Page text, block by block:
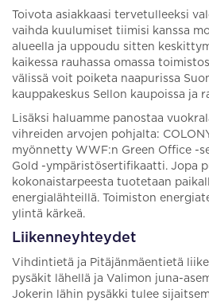
Toivota asiakkaasi tervetulleeksi
vaihda kuulumiset tiimisi kanssa
alueella ja uppoudu sitten
kaikessa rauhassa omassa
välissä voit poiketa naapurissa
kauppakeskus Sellon kaupoissa ja
Lisäksi haluamme panostaa
vihreiden arvojen pohjalta:
myönnetty WWF:n Green Office -
Gold -ympäristösertifikaatti. Jopa
kokonaistarpeesta tuotetaan
energialähteillä. Toimiston
ylintä kärkeä.
Liikenneyhteydet
Vihdintietä ja Pitäjänmäentietä
pysäkit lähellä ja Valimon juna-
Jokerin lähin pysäkki tulee